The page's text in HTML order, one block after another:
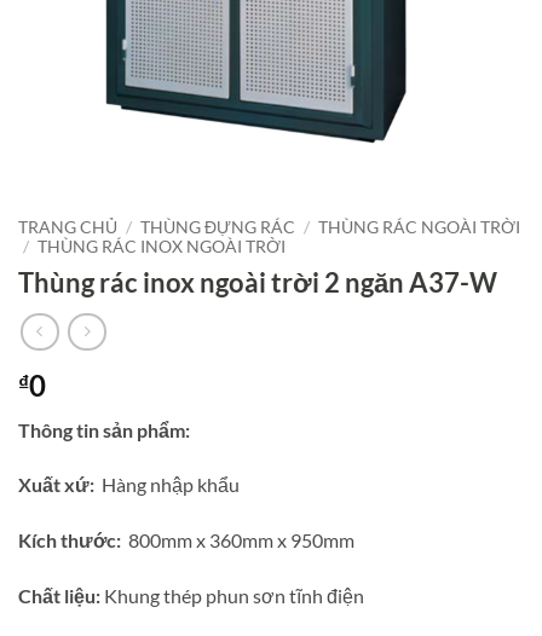
TRANG CHỦ / THÙNG ĐỰNG RÁC / THÙNG RÁC NGOÀI TRỜI
/ THÙNG RÁC INOX NGOÀI TRỜI
Thùng rác inox ngoài trời 2 ngăn A37-W
₫0
Thông tin sản phẩm:
Xuất xứ: Hàng nhập khẩu
Kích thước: 800mm x 360mm x 950mm
Chất liệu: Khung thép phun sơn tĩnh điện